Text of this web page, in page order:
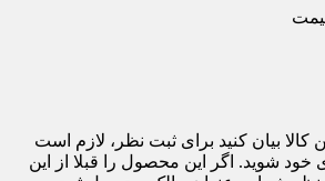
کالا بیان کنید برای ثبت نظر، لازم است
خود شوید. اگر این محصول را قبلا از این